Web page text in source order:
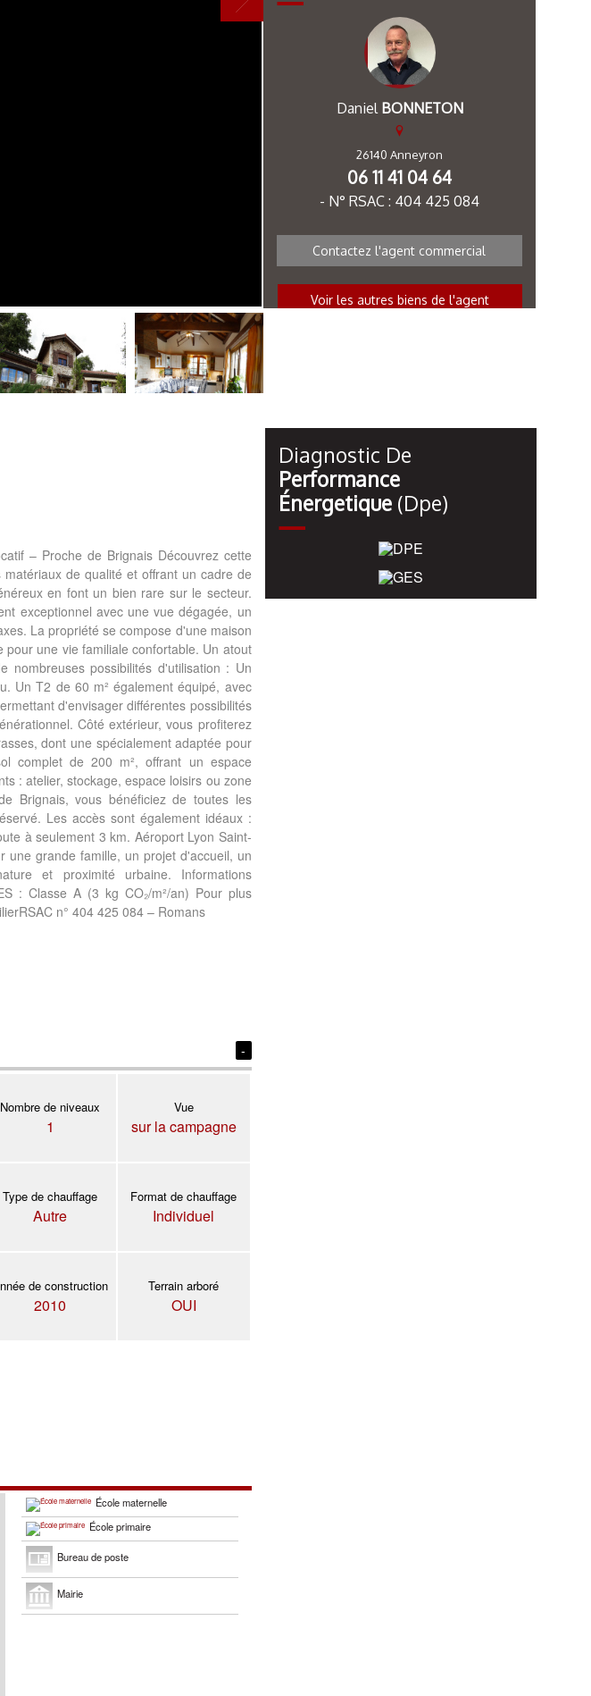
Daniel BONNETON
26140 Anneyron
06 11 41 04 64
- N° RSAC : 404 425 084
Contactez l'agent commercial
Voir les autres biens de l'agent
– Proche de Brignais Découvrez cette
de qualité et offrant un cadre de
en font un bien rare sur le secteur.
exceptionnel avec une vue dégagée, un
La propriété se compose d'une maison
une vie familiale confortable. Un atout
nombreuses possibilités d'utilisation : Un
Un T2 de 60 m² également équipé, avec
d'envisager différentes possibilités
Côté extérieur, vous profiterez
dont une spécialement adaptée pour
complet de 200 m², offrant un espace
: atelier, stockage, espace loisirs ou zone
Brignais, vous bénéficiez de toutes les
Les accès sont également idéaux :
à seulement 3 km. Aéroport Lyon Saint-
une grande famille, un projet d'accueil, un
et proximité urbaine. Informations
: Classe A (3 kg CO₂/m²/an) Pour plus
n° 404 425 084 – Romans
-
Nombre de niveaux
1
Vue
sur la campagne
Type de chauffage
Autre
Format de chauffage
Individuel
de construction
2010
Terrain arboré
OUI
École maternelle
École primaire
Bureau de poste
Mairie
Diagnostic De
Performance
Énergetique(dpe)